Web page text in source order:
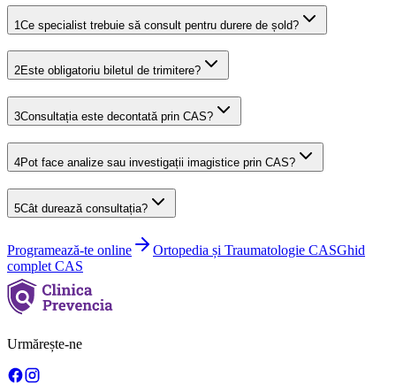
1 Ce specialist trebuie să consult pentru durere de șold?
2Este obligatoriu biletul de trimitere?
3Consultația este decontată prin CAS?
4Pot face analize sau investigații imagistice prin CAS?
5Cât durează consultația?
Programează-te online Ortopedia și Traumatologie CASGhid
complet CAS
Urmărește-ne